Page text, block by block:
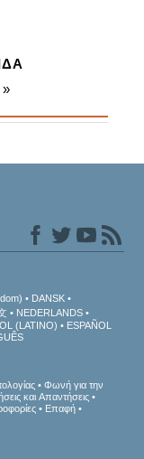
DANSK
NEDERLANDS
(LATINO)
ESPAÑOL
Φωνή για την
και Απαντήσεις
Επαφή